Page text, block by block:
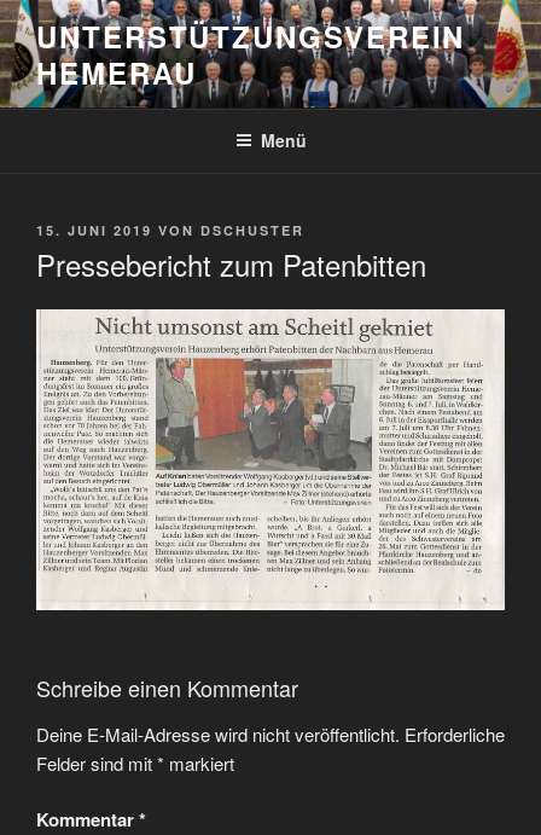
Zum
Inhalt
springen
UNTERSTÜTZUNGSVEREIN
HEMERAU
Menü
VERÖFFENTLICHT
15. JUNI 2019 VON DSCHUSTER
Pressebericht zum Patenbitten
Schreibe einen Kommentar
Deine E-Mail-Adresse wird nicht veröffentlicht. Erforderliche
Felder sind mit* markiert
Kommentar*